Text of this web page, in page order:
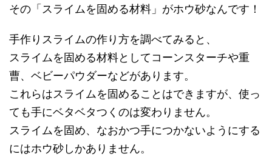
その「スライムを固める材料」がホウ砂なんです！
手作りスライムの作り方を調べてみると、
スライムを固める材料としてコーンスターチや重
曹、ベビーパウダーなどがあります。
これらはスライムを固めることはできますが、使っ
ても手にベタベタつくのは変わりません。
スライムを固め、なおかつ手につかないようにする
にはホウ砂しかありません。